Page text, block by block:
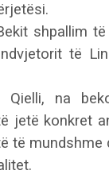
shpallim
të
Qielli, na
jetë konkret
të mundshme